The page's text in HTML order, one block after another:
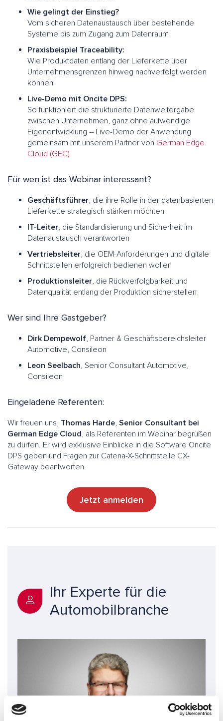
Wie gelingt der Einstieg?
Vom sicheren Datenaustausch über bestehende
Systeme bis zum Zugang zum Datenraum
Praxisbeispiel Traceability:
Wie Produktdaten entlang der Lieferkette über
Unternehmensgrenzen hinweg nachverfolgt werden
können
Live-Demo mit Oncite DPS:
So funktioniert die strukturierte Datenweitergabe
zwischen Unternehmen, ganz ohne aufwendige
Eigenentwicklung – Live-Demo der Anwendung
gemeinsam mit unserem Partner von German Edge
Cloud (GEC)
Für wen ist das Webinar interessant?
Geschäftsführer, die ihre Rolle in der datenbasierten
Lieferkette strategisch stärken möchten
IT-Leiter, die Standardisierung und Sicherheit im
Datenaustausch verantworten
Vertriebsleiter, die OEM-Anforderungen und digitale
Schnittstellen erfolgreich bedienen wollen
Produktionsleiter, die Rückverfolgbarkeit und
Datenqualität entlang der Produktion sicherstellen
Wer sind Ihre Gastgeber?
Dirk Dempewolf, Partner & Geschäftsbereichsleiter
Automotive, Consileon
Leon Seelbach, Senior Consultant Automotive,
Consileon
Eingeladene Referenten:
Wir freuen uns, Thomas Harde, Senior Consultant bei
German Edge Cloud, als Referenten im Webinar begrüßen
zu dürfen. Er wird exklusive Einblicke in die Software Oncite
DPS geben und Fragen zur Catena-X-Schnittstelle CX-
Gateway beantworten.
Jetzt anmelden
Ihr Experte für die
Automobilbranche